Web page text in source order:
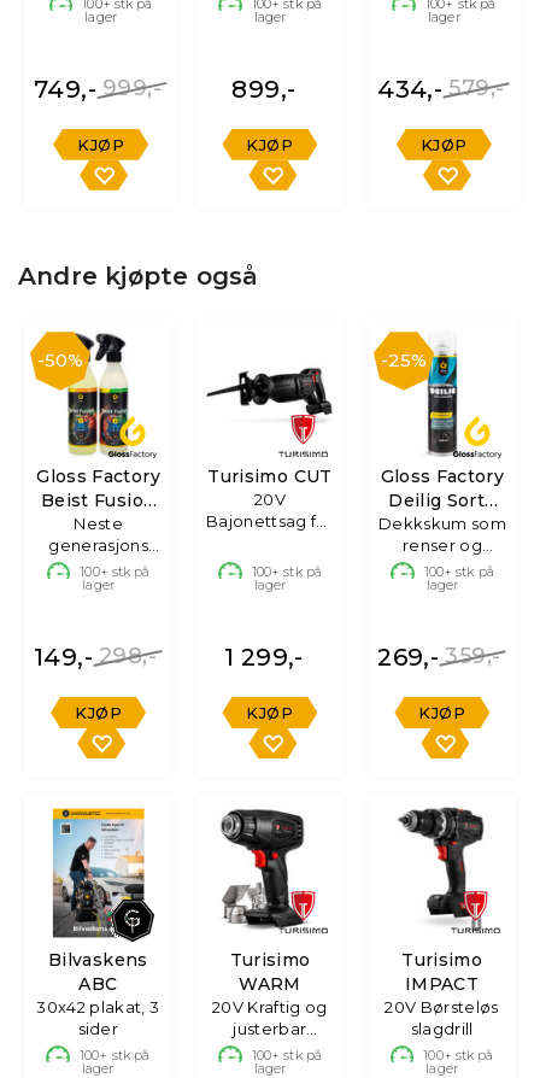
lager
999,-
749,-
KJØP
lager
899,-
KJØP
lager
579,-
434,-
KJØP
Andre kjøpte også
50%
Gloss Factory
Beist Fusion
Felgrens
Neste
generasjons
felgrens, 2 x
500 ml.
100+ stk på
lager
298,-
149,-
KJØP
Turisimo CUT
20V
Bajonettsag for
100+ stk på
lager
1 299,-
KJØP
25%
Gloss Factory
Deilig Sorte
Dekk
Dekkskum som
renser og
fornyer, 600 ml
100+ stk på
lager
359,-
269,-
KJØP
Bilvaskens
ABC
30x42 plakat, 3
sider
100+ stk på
lager
Turisimo
WARM
20V Kraftig og
justerbar
varmepistol
100+ stk på
lager
Turisimo
IMPACT
20V Børsteløs
slagdrill
100+ stk på
lager